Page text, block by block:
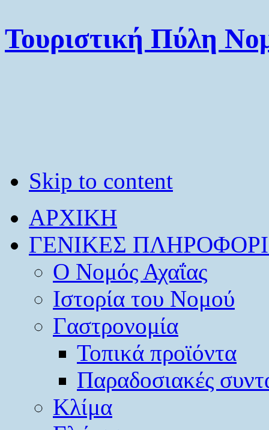
Τουριστική Πύλη
Skip to content
ΑΡΧΙΚΗ
ΓΕΝΙΚΕΣ
O Νομός Αχαΐας
Ιστορία του Νομού
Γαστρονομία
Τοπικά προϊόντα
Παραδοσιακές
Κλίμα